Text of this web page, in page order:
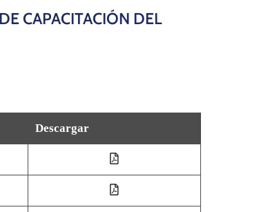
CAPACITACIÓN DEL
Descargar